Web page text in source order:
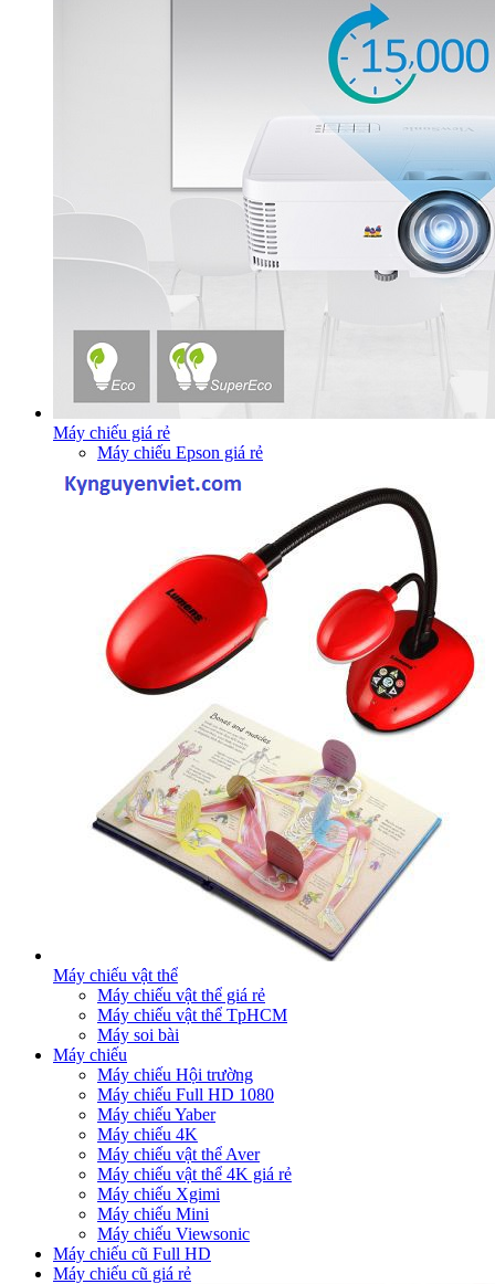
Máy chiếu giá rẻ
Máy chiếu Epson giá rẻ
Máy chiếu vật thể
Máy chiếu vật thể giá rẻ
Máy chiếu vật thể TpHCM
Máy soi bài
Máy chiếu
Máy chiếu Hội trường
Máy chiếu Full HD 1080
Máy chiếu Yaber
Máy chiếu 4K
Máy chiếu vật thể Aver
Máy chiếu vật thể 4K giá rẻ
Máy chiếu Xgimi
Máy chiếu Mini
Máy chiếu Viewsonic
Máy chiếu cũ Full HD
Máy chiếu cũ giá rẻ